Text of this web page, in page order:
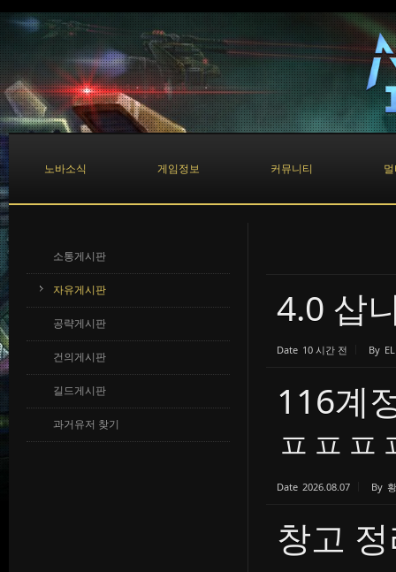
노바소식 게임정보 커뮤니티
소통게시판
자유게시판
공략게시판
건의게시판
길드게시판
과거유저 찾기
4.0 삽
Date 10 시간 전 By
116계
ㅍㅍㅍ
Date 2026.08.07 By
창고
Sketchbook5, 스케치북5
Sketchbook5, 스케치북5